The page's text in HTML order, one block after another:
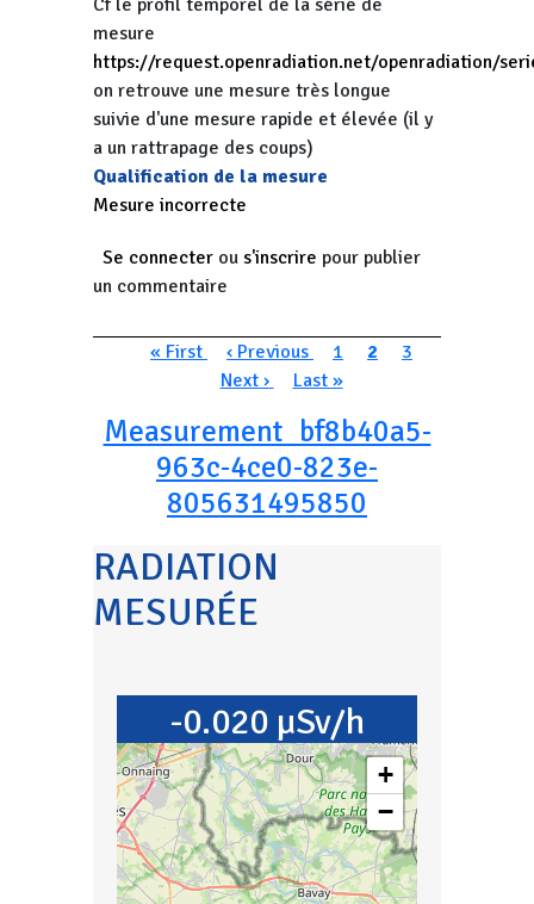
Cf le profil temporel de la série de
mesure
https://request.openradiation.net/openradiation/
on retrouve une mesure très longue
suivie d'une mesure rapide et élevée (il y
a un rattrapage des coups)
Qualification de la mesure
Mesure incorrecte
Se connecter ou s'inscrire pour publier
un commentaire
Pagination
Première page
« First Page précédente
‹ Previous Page
1 Page courante
2 Page
3
Next ›
Dernière page
Last »
Measurement_bf8b40a5-
963c-4ce0-823e-
805631495850
RADIATION
MESURÉE
-0.020 µSv/h
+
−